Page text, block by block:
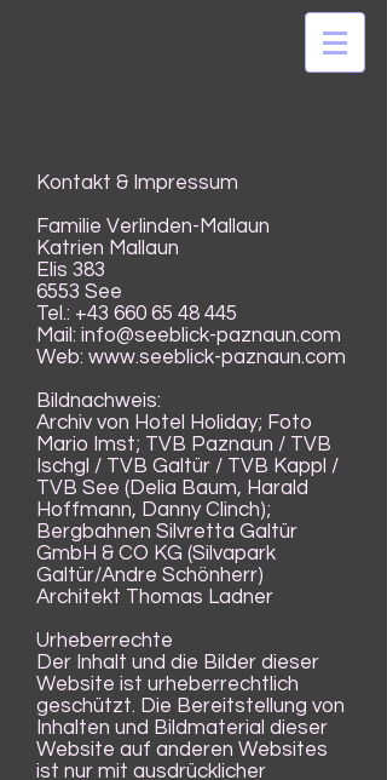
Kontakt & Impressum
Familie Verlinden-Mallaun
Katrien Mallaun
Elis 383
6553 See
Tel.: +43 660 65 48 445
Mail: info@seeblick-paznaun.com
Web: www.seeblick-paznaun.com
Bildnachweis:
Archiv von Hotel Holiday; Foto
Mario Imst; TVB Paznaun / TVB
Ischgl / TVB Galtür / TVB Kappl /
TVB See (Delia Baum, Harald
Hoffmann, Danny Clinch);
Bergbahnen Silvretta Galtür
GmbH & CO KG (Silvapark
Galtür/Andre Schönherr)
Architekt Thomas Ladner
Urheberrechte
Der Inhalt und die Bilder dieser
Website ist urheberrechtlich
geschützt. Die Bereitstellung von
Inhalten und Bildmaterial dieser
Website auf anderen Websites
ist nur mit ausdrücklicher